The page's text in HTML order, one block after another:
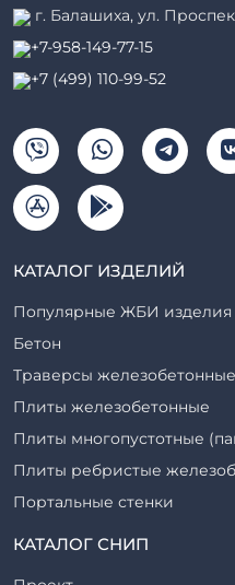
г. Балашиха, ул.
+7-958-149-77-15
+7 (499) 110-99-52
КАТАЛОГ ИЗДЕЛИЙ
Популярные ЖБИ изделия
Бетон
Траверсы железобетонные
Плиты железобетонные
Плиты многопустотные
Плиты ребристые
Портальные стенки
Прогоны железобетонные
КАТАЛОГ СНИП